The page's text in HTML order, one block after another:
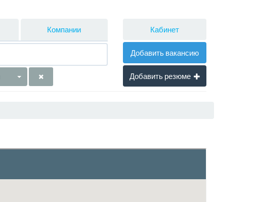
Компании Кабинет
Добавить вакансию
Добавить резюме